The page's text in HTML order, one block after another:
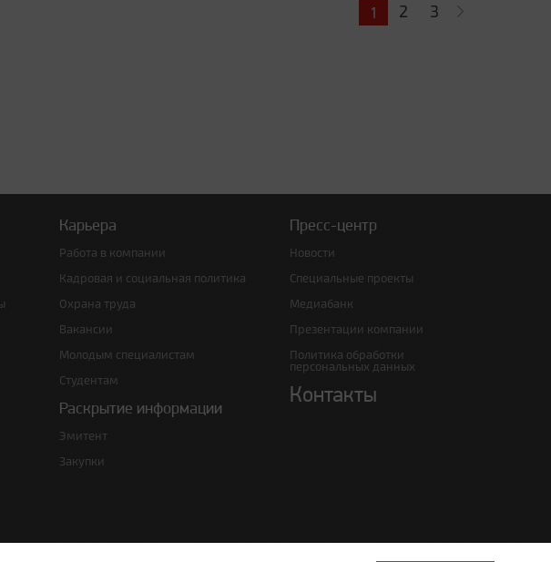
1 2 3
Карьера
Работа в компании
Кадровая и социальная политика
Охрана труда
Вакансии
Молодым специалистам
Студентам
Раскрытие информации
Эмитент
Закупки
Пресс-центр
Новости
Специальные проекты
Медиабанк
Презентации компании
Политика обработки
персональных данных
Контакты